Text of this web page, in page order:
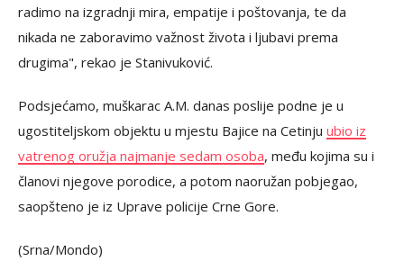
radimo na izgradnji mira, empatije i poštovanja, te da
nikada ne zaboravimo važnost života i ljubavi prema
drugima", rekao je Stanivuković.
Podsjećamo, muškarac A.M. danas poslije podne je u
ugostiteljskom objektu u mjestu Bajice na Cetinju ubio iz
vatrenog oružja najmanje sedam osoba, među kojima su i
članovi njegove porodice, a potom naoružan pobjegao,
saopšteno je iz Uprave policije Crne Gore.
(Srna/Mondo)